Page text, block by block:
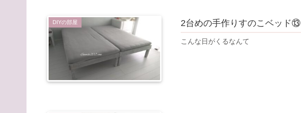
DIYの部屋 2台めの手作りすのこベッド⑬
こんな日がくるなんて